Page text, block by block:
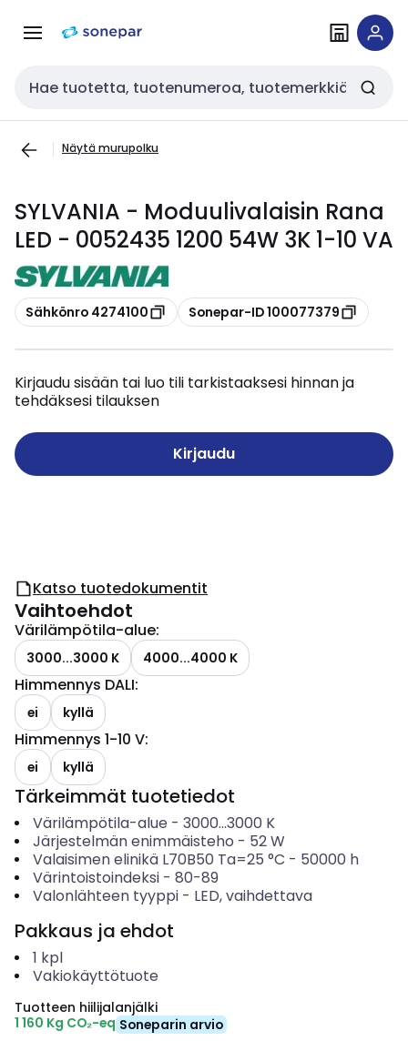
navigointiinsisältöön
Haku
Näytä murupolku
SYLVANIA - Moduulivalaisin Rana
LED - 0052435 1200 54W 3K 1-10 VA
Kopioi
Sähkönro 4274100 Kopioi
Sonepar-ID 100077379
Kirjaudu sisään tai luo tili tarkistaaksesi hinnan ja
tehdäksesi tilauksen
Kirjaudu
Katso tuotedokumentit
Vaihtoehdot
Värilämpötila-alue:
3000...3000 K 4000...4000 K
Himmennys DALI:
ei kyllä
Himmennys 1-10 V:
ei kyllä
Tärkeimmät tuotetiedot
Värilämpötila-alue - 3000...3000 K
Järjestelmän enimmäisteho - 52W
Valaisimen elinikä L70B50 Ta=25 °C - 50000 h
Värintoistoindeksi- 80-89
Valonlähteen tyyppi- LED, vaihdettava
Pakkaus ja ehdot
1 kpl
Vakiokäyttötuote
Tuotteen hiilijalanjälki
1 160 Kg CO₂-eq Soneparin arvio